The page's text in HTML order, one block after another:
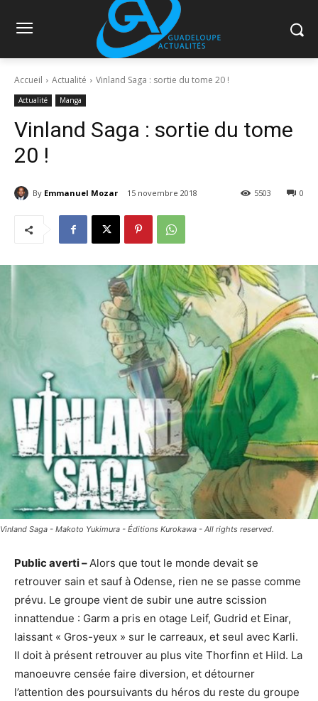
Accueil Actualité Vinland Saga : sortie du tome 20 !
Actualité Manga
Vinland Saga : sortie du tome
20 !
By Emmanuel Mozar 15 novembre 2018 0
5503
Vinland Saga - Makoto Yukimura - Éditions Kurokawa - All rights reserved.
Public averti –Alors que tout le monde devait se
retrouver sain et sauf à Odense, rien ne se passe comme
prévu. Le groupe vient de subir une autre scission
innattendue : Garm a pris en otage Leif, Gudrid et Einar,
laissant « Gros-yeux » sur le carreaux, et seul avec Karli.
Il doit à présent retrouver au plus vite Thorfinn et Hild. La
manoeuvre censée faire diversion, et détourner
l’attention des poursuivants du héros du reste du groupe